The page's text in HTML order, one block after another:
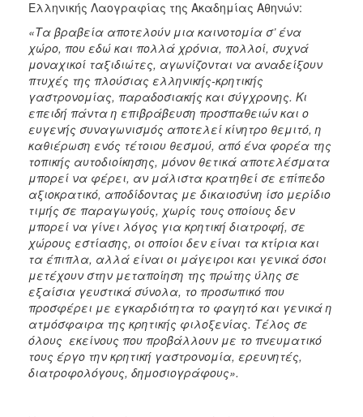
Ελληνικής Λαογραφίας της Ακαδημίας Αθηνών:
«Τα βραβεία αποτελούν μια καινοτομία σ’ ένα
χώρο, που εδώ και πολλά χρόνια, πολλοί, συχνά
μοναχικοί ταξιδιώτες, αγωνίζονται να αναδείξουν
πτυχές της πλούσιας ελληνικής-κρητικής
γαστρονομίας, παραδοσιακής και σύγχρονης. Κι
επειδή πάντα η επιβράβευση προσπαθειών και ο
ευγενής συναγωνισμός αποτελεί κίνητρο θεμιτό, η
καθιέρωση ενός τέτοιου θεσμού, από ένα φορέα της
τοπικής αυτοδιοίκησης, μόνον θετικά αποτελέσματα
μπορεί να φέρει, αν μάλιστα κρατηθεί σε επίπεδο
αξιοκρατικό, αποδίδοντας με δικαιοσύνη ίσο μερίδιο
τιμής σε παραγωγούς, χωρίς τους οποίους δεν
μπορεί να γίνει λόγος για κρητική διατροφή, σε
χώρους εστίασης, οι οποίοι δεν είναι τα κτίρια και
τα έπιπλα, αλλά είναι οι μάγειροι και γενικά όσοι
μετέχουν στην μεταποίηση της πρώτης ύλης σε
εξαίσια γευστικά σύνολα, το προσωπικό που
προσφέρει με εγκαρδιότητα το φαγητό και γενικά η
ατμόσφαιρα της κρητικής φιλοξενίας. Τέλος σε
όλους εκείνους που προβάλλουν με το πνευματικό
τους έργο την κρητική γαστρονομία, ερευνητές,
διατροφολόγους, δημοσιογράφους».